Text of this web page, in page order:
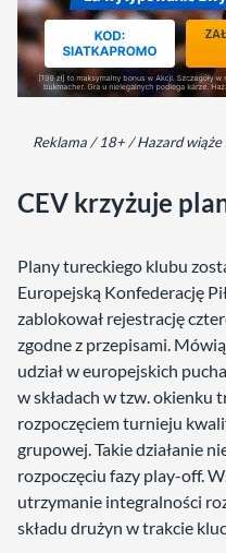
Reklama / 18+ / Hazard
CEV krzyżuje
Plany tureckiego klubu
Europejską Konfederację
zablokował rejestrację
zgodne z przepisami.
udział w europejskich
w składach w tzw. okienku
rozpoczęciem turnieju
grupowej. Takie działanie
rozpoczęciu fazy play-off.
utrzymanie integralności
składu drużyn w trakcie